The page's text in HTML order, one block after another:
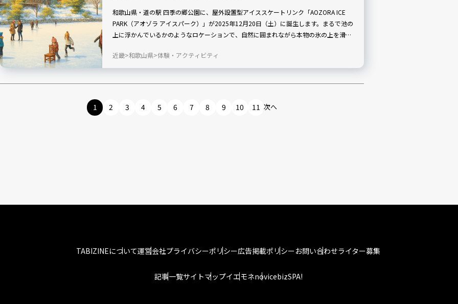
和歌山県・道の駅 四季の郷公園に、屋外設置型アイススケートリンク「AOZORA ICE
PARK（アオゾラ アイスパーク）」が2025年12月20日（土）に誕生します。まるで池の
上に浮かんでいるかのようなロケーションで、自然に囲まれながら本物の氷の上を滑る
す。
近畿 和歌山県 体験・アクティビティ
1 2 3 4 5 6 7 8 9 10 11 次へ
TABIZINEについて運営会社プライバシーポリシー広告掲載ポリシーお問い合わせライター募集
記事一覧サイトマップイエモネnovicebizSPA!